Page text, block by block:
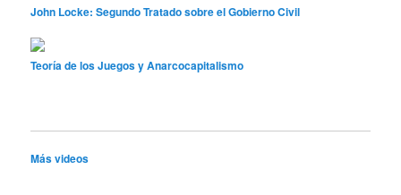
John Locke: Segundo Tratado sobre el Gobierno Civil
Teoría de los Juegos y Anarcocapitalismo
Más videos